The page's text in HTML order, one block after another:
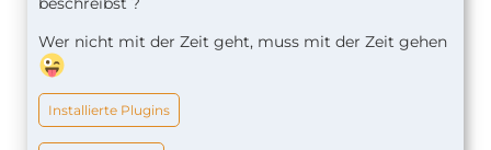
Wer nicht mit der Zeit geht, muss mit der Zeit gehen
Installierte Plugins